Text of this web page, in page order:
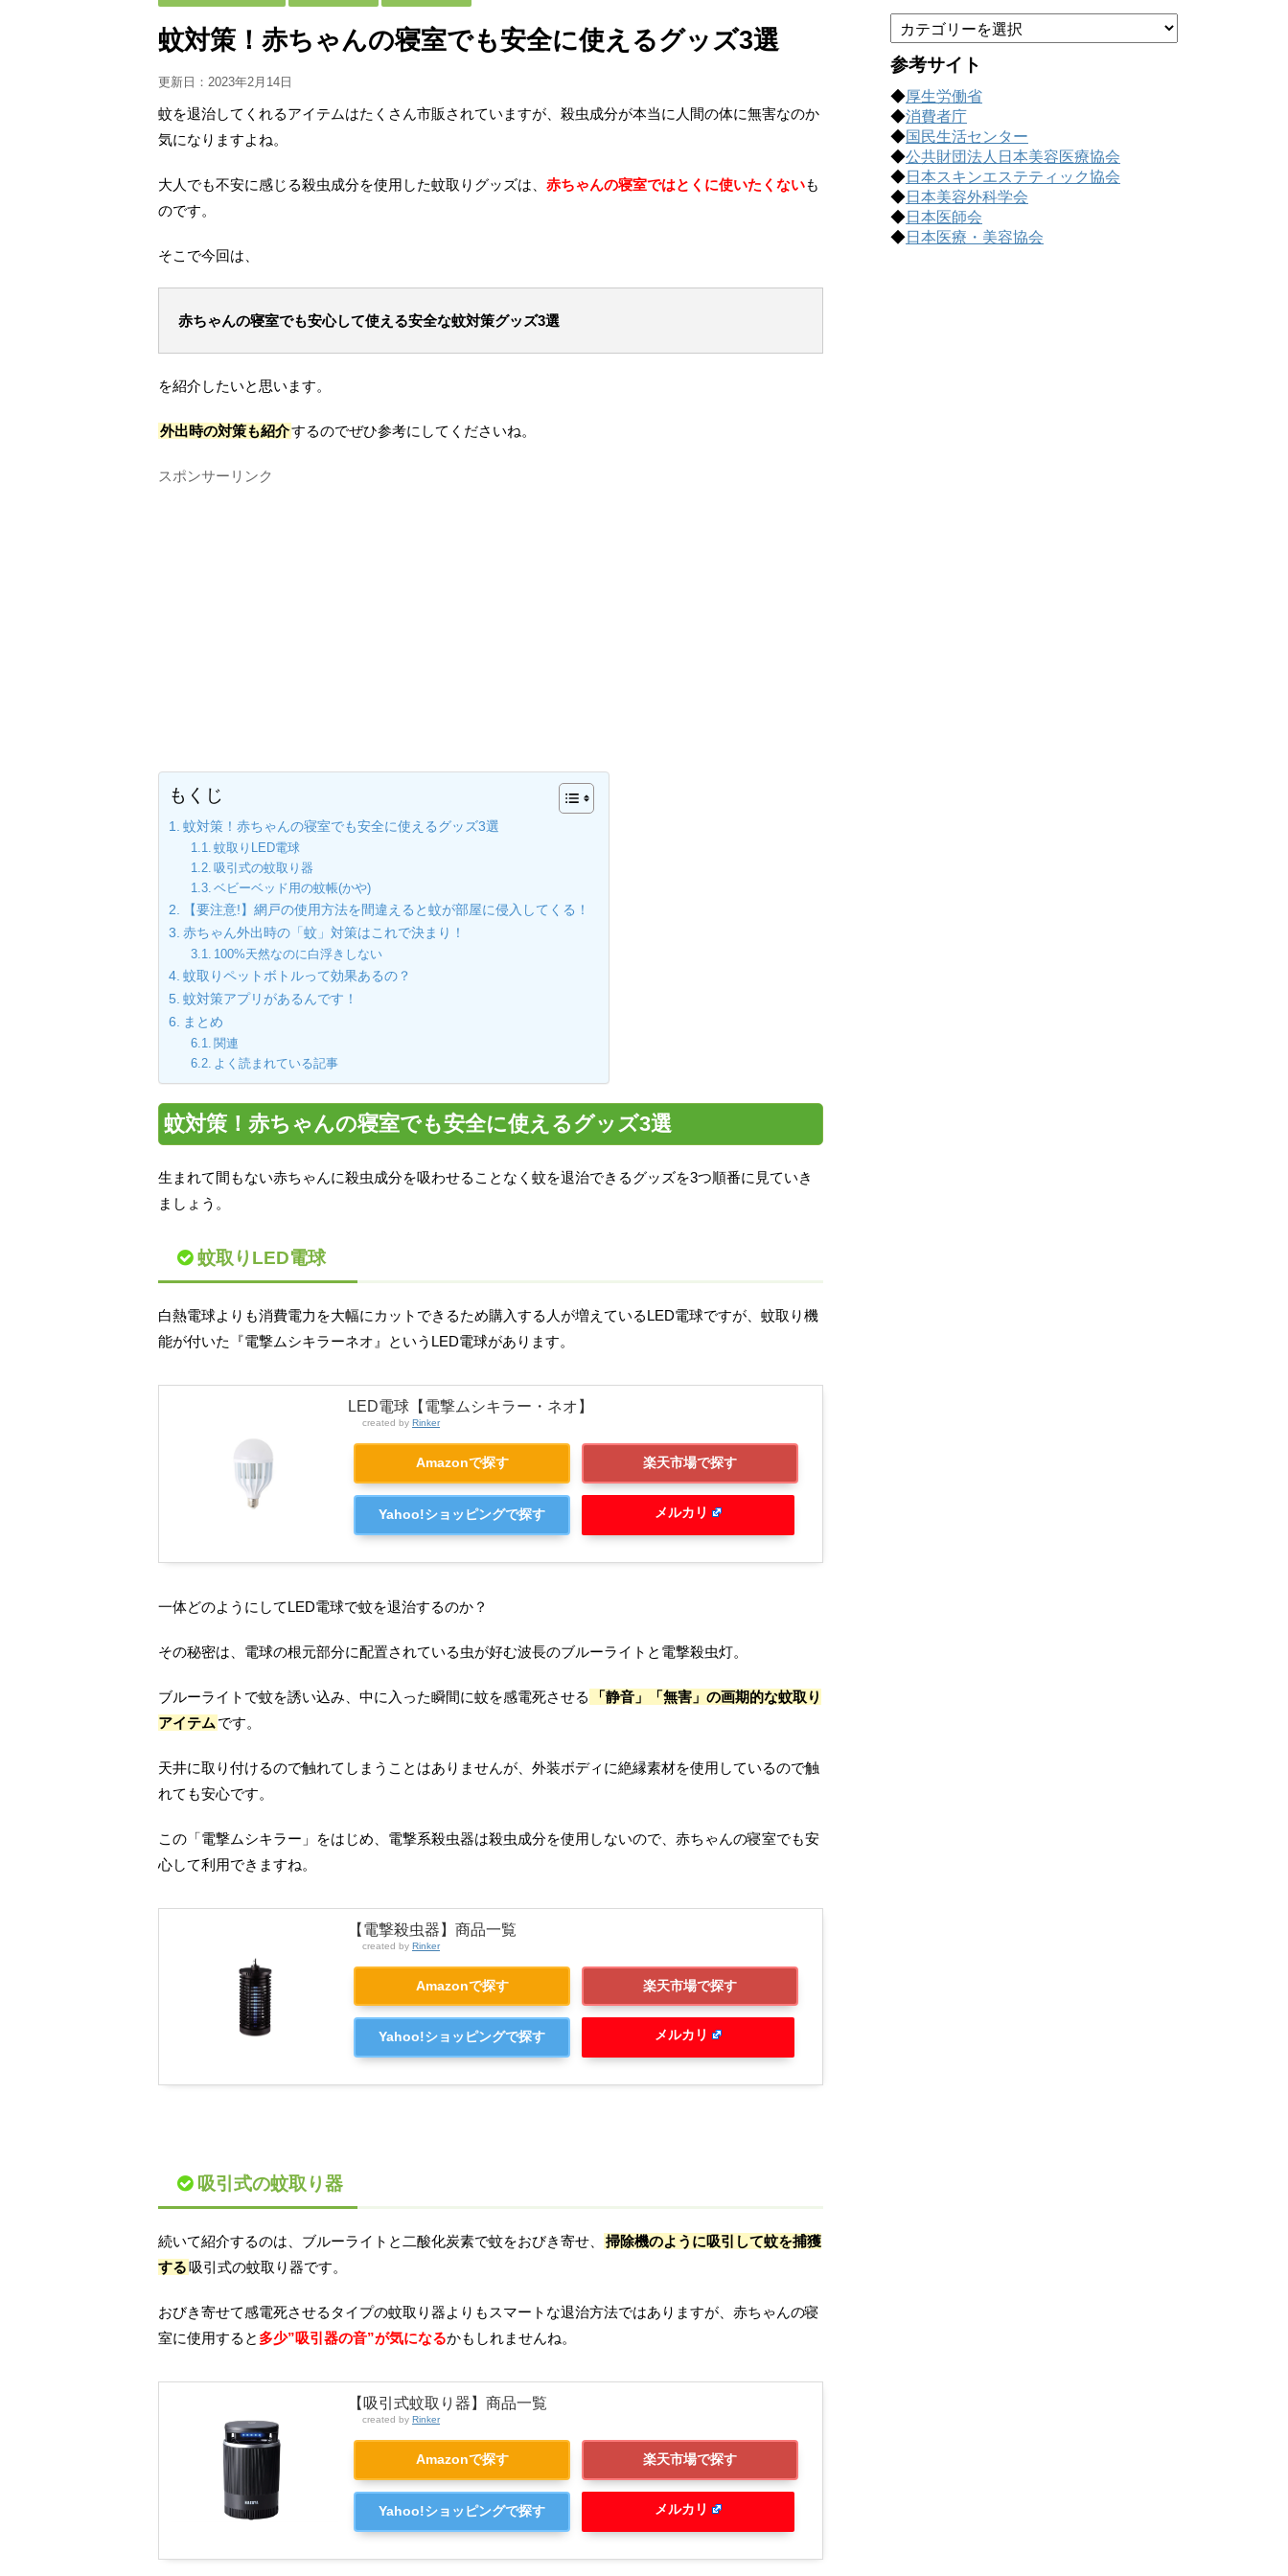
蚊対策！赤ちゃんの寝室でも安全に使えるグッズ3選
更新日： 2023年2月14日
蚊を退治してくれるアイテムはたくさん市販されていますが、殺虫成分が本当に人間の体に無害なのか
気になりますよね。
大人でも不安に感じる殺虫成分を使用した蚊取りグッズは、 赤ちゃんの寝室ではとくに使いたくないも
のです。
そこで今回は、
赤ちゃんの寝室でも安心して使える安全な蚊対策グッズ3選
を紹介したいと思います。
外出時の対策も紹介するのでぜひ参考にしてくださいね。
スポンサーリンク
もくじ
蚊対策！赤ちゃんの寝室でも安全に使えるグッズ3選
蚊取りLED電球
吸引式の蚊取り器
ベビーベッド用の蚊帳(かや)
【要注意!】網戸の使用方法を間違えると蚊が部屋に侵入してくる！
赤ちゃん外出時の「蚊」対策はこれで決まり！
100%天然なのに白浮きしない
蚊取りペットボトルって効果あるの？
蚊対策アプリがあるんです！
まとめ
関連
よく読まれている記事
蚊対策！赤ちゃんの寝室でも安全に使えるグッズ3選
生まれて間もない赤ちゃんに殺虫成分を吸わせることなく蚊を退治できるグッズを3つ順番に見ていき
ましょう。
蚊取りLED電球
白熱電球よりも消費電力を大幅にカットできるため購入する人が増えているLED電球ですが、蚊取り機
能が付いた『電撃ムシキラーネオ』というLED電球があります。
LED電球【電撃ムシキラー・ネオ】
created by Rinker
Amazonで探す 楽天市場で探す
Yahoo!ショッピングで探す メルカリ
一体どのようにしてLED電球で蚊を退治するのか？
その秘密は、電球の根元部分に配置されている虫が好む波長のブルーライトと電撃殺虫灯。
ブルーライトで蚊を誘い込み、中に入った瞬間に蚊を感電死させる
「静音」「無害」の画期的な蚊取り
アイテム です。
天井に取り付けるので触れてしまうことはありませんが、外装ボディに絶縁素材を使用しているので触
れても安心です。
この「電撃ムシキラー」をはじめ、電撃系殺虫器は殺虫成分を使用しないので、赤ちゃんの寝室でも安
心して利用できますね。
【電撃殺虫器】商品一覧
created by Rinker
Amazonで探す 楽天市場で探す
Yahoo!ショッピングで探す メルカリ
吸引式の蚊取り器
続いて紹介するのは、ブルーライトと二酸化炭素で蚊をおびき寄せ、
掃除機のように吸引して蚊を捕獲
する吸引式の蚊取り器です。
おびき寄せて感電死させるタイプの蚊取り器よりもスマートな退治方法ではありますが、赤ちゃんの寝
室に使用すると 多少”吸引器の音”が気になるかもしれませんね。
【吸引式蚊取り器】商品一覧
created by Rinker
Amazonで探す 楽天市場で探す
Yahoo!ショッピングで探す メルカリ
テ
ゴ
ー
で
記
事
を
探
す
参考サイト
◆厚生労働省
◆消費者庁
◆国民生活センター
◆公共財団法人日本美容医療協会
◆日本スキンエステティック協会
◆日本美容外科学会
◆日本医師会
◆日本医療・美容協会